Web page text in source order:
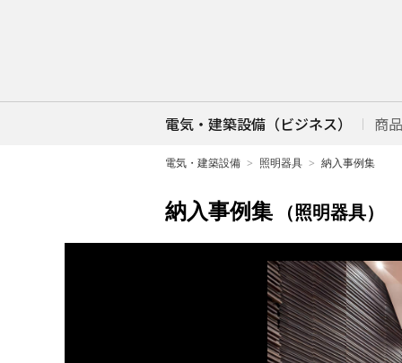
電気・建築設備（ビジネス） 商
電気・建築設備 照明器具 納入事例集
納入事例集 （照明器具）